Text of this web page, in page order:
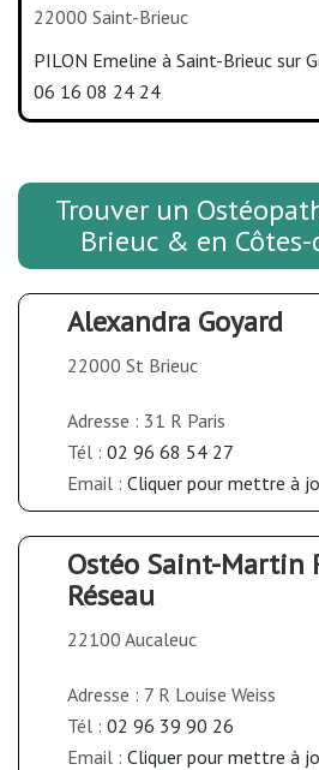
22000 Saint-Brieuc
PILON Emeline à Saint-Brieuc sur
06 16 08 24 24
Trouver un
Brieuc & en Côtes-
Alexandra Goyard
22000 St Brieuc
Adresse : 31 R Paris
Tél : 02 96 68 54 27
Email : Cliquer pour mettre à
Ostéo Saint-Martin
Réseau
22100 Aucaleuc
Adresse : 7 R Louise Weiss
Tél : 02 96 39 90 26
Email : Cliquer pour mettre à